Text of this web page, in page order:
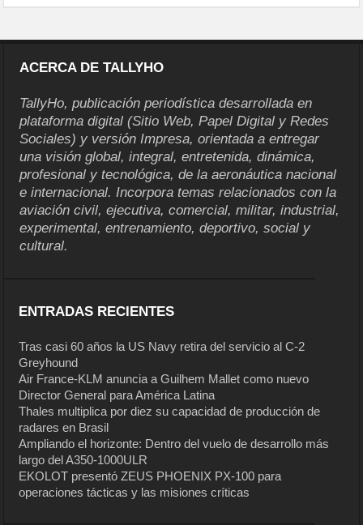
ACERCA DE TALLYHO
TallyHo, publicación periodística desarrollada en
plataforma digital (Sitio Web, Papel Digital y Redes
Sociales) y versión Impresa, orientada a entregar
una visión global, integral, entretenida, dinámica,
profesional y tecnológica, de la aeronáutica nacional
e internacional. Incorpora temas relacionados con la
aviación civil, ejecutiva, comercial, militar, industrial,
experimental, entrenamiento, deportivo, social y
cultural.
ENTRADAS RECIENTES
Tras casi 60 años la US Navy retira del servicio al C-2
Greyhound
Air France-KLM anuncia a Guilhem Mallet como nuevo
Director General para América Latina
Thales multiplica por diez su capacidad de producción de
radares en Brasil
Ampliando el horizonte: Dentro del vuelo de desarrollo más
largo del A350-1000ULR
EKOLOT presentó ZEUS PHOENIX PX-100 para
operaciones tácticas y las misiones críticas